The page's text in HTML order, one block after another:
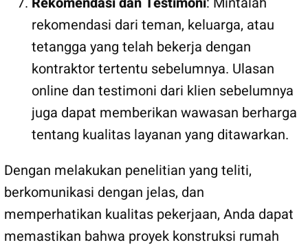
rekomendasi dari teman, keluarga, atau
tetangga yang telah bekerja dengan
kontraktor tertentu sebelumnya. Ulasan
online dan testimoni dari klien sebelumnya
juga dapat memberikan wawasan berharga
tentang kualitas layanan yang ditawarkan.
Dengan melakukan penelitian yang teliti,
berkomunikasi dengan jelas, dan
memperhatikan kualitas pekerjaan, Anda dapat
memastikan bahwa proyek konstruksi rumah